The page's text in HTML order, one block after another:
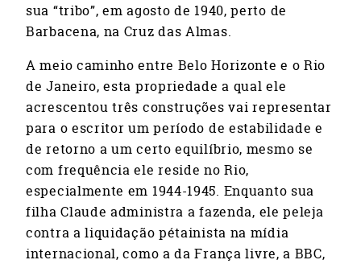
sua “tribo”, em agosto de 1940, perto de
Barbacena, na Cruz das Almas.
A meio caminho entre Belo Horizonte e o Rio
de Janeiro, esta propriedade a qual ele
acrescentou três construções vai representar
para o escritor um período de estabilidade e
de retorno a um certo equilíbrio, mesmo se
com frequência ele reside no Rio,
especialmente em 1944-1945. Enquanto sua
filha Claude administra a fazenda, ele peleja
contra a liquidação pétainista na mídia
internacional, como a da França livre, a BBC,